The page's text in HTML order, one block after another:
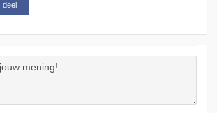
deel